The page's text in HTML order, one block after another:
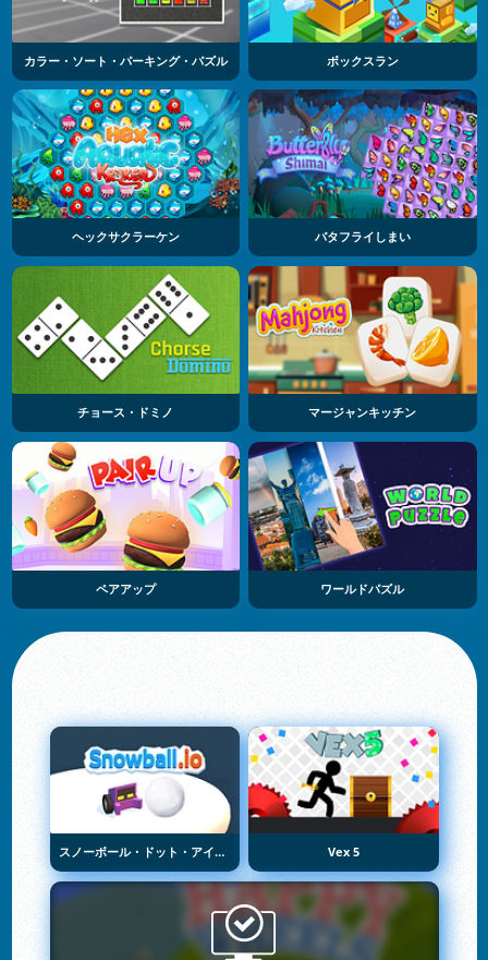
カラー・ソート・パーキング・パズル ボックスラン
ヘックサクラーケン バタフライしまい
チョース・ドミノ マージャンキッチン
ペアアップ ワールドパズル
スノーボール・ドット・アイオー Vex 5